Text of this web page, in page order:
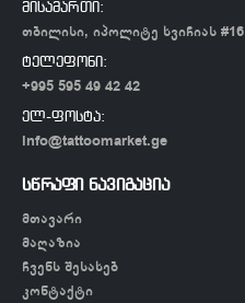
მისამართი:
თბილისი, იპოლიტე ხვიჩიას #16
ტელეფონი:
+995 595 49 42 42
ელ-ფოსტა:
info@tattoomarket.ge
სწრაფი ნავიგაცია
მთავარი
მაღაზია
ჩვენს შესახებ
კონტაქტი